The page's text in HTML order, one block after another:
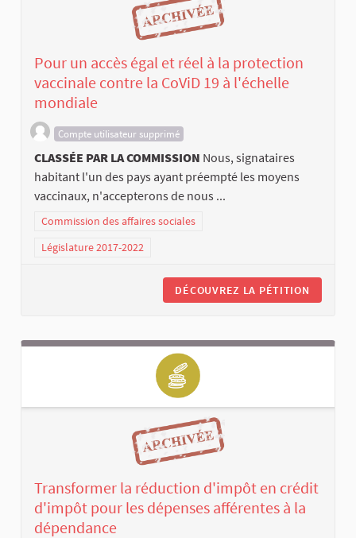
Pour un accès égal et réel à la protection
vaccinale contre la CoViD 19 à l'échelle
mondiale
Compte utilisateur supprimé
CLASSÉE PAR LA COMMISSION Nous, signataires
habitant l'un des pays ayant préempté les moyens
vaccinaux, n'accepterons de nous ...
Commission des affaires sociales
Législature 2017-2022
DÉCOUVREZ LA PÉTITION
Transformer la réduction d'impôt en crédit
d'impôt pour les dépenses afférentes à la
dépendance